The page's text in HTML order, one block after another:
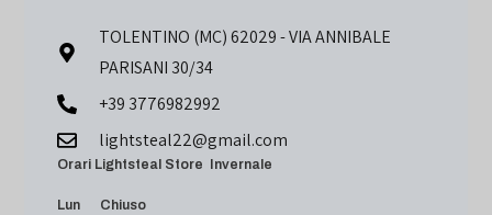
TOLENTINO (MC) 62029 - VIA ANNIBALE
PARISANI 30/34
+39 3776982992
lightsteal22@gmail.com
Orari Lightsteal Store Invernale
Lun Chiuso